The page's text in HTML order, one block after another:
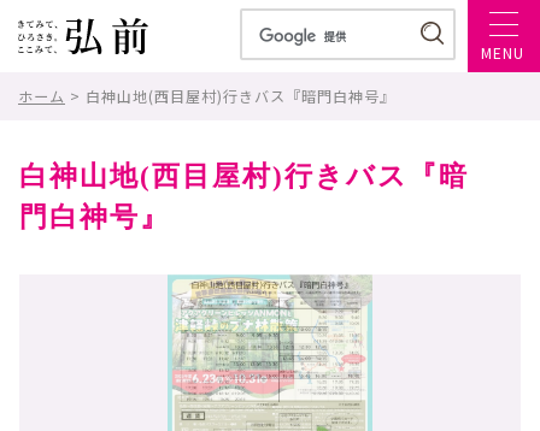
MENU
ホーム > 白神山地(西目屋村)行きバス『暗門白神号』
白神山地(西目屋村)行きバス『暗
門白神号』